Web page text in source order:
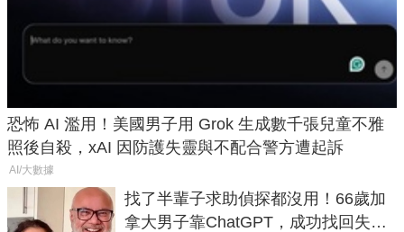
恐怖 AI 濫用！美國男子用 Grok 生成數千張兒童不雅
照後自殺，xAI 因防護失靈與不配合警方遭起訴
AI/大數據
找了半輩子求助偵探都沒用！66歲加
拿大男子靠ChatGPT，成功找回失散